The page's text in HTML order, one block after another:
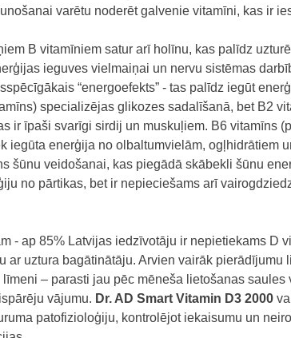
varētu noderēt galvenie vitamīni, kas ir
B vitamīniem satur arī holīnu, kas palīdz
ieguves vielmaiņai un nervu sistēmas
“energoefekts” - tas palīdz iegūt
specializējas glikozes sadalīšanā, bet B2
ir īpaši svarīgi sirdij un muskuļiem. B6 vitamīns
iegūta enerģija no olbaltumvielām, ogļhidrātiem
šūnu veidošanai, kas piegādā skābekli šūnu
no pārtikas, bet ir nepieciešams arī
- ap 85% Latvijas iedzīvotāju ir nepietiekams D
ar uztura bagātinātāju. Arvien vairāk pierādījumu
– parasti jau pēc mēneša lietošanas saules
vājumu. Dr. AD Smart Vitamin D3 2000
patofizioloģiju, kontrolējot iekaisumu un